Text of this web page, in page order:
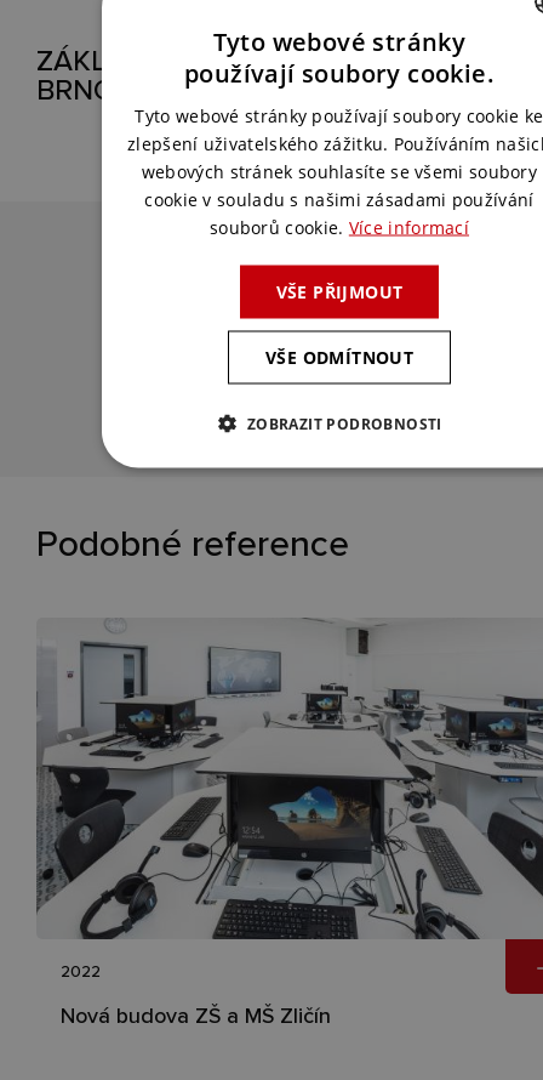
ZÁKLADNÍ ŠKOLA BOTANICKÁ,
BRNO
Chcete podobné řešení?
Spojte se s námi a my pro vás vymyslíme
to nejlepší řešení.
KONTAKTUJTE NÁS
Podobné reference
2022
Nová budova ZŠ a MŠ Zličín
ENGLISH
Tyto webové stránky
používají soubory cookie.
Tyto webové stránky používají soubory cookie ke
zlepšení uživatelského zážitku. Používáním
webových stránek souhlasíte se všemi soubory
cookie v souladu s našimi zásadami používání
souborů cookie. Více informací
VŠE PŘIJMOUT
VŠE ODMÍTNOUT
ZOBRAZIT PODROBNOSTI